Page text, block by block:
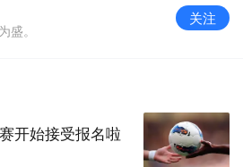
盛。
关注
开始接受报名啦